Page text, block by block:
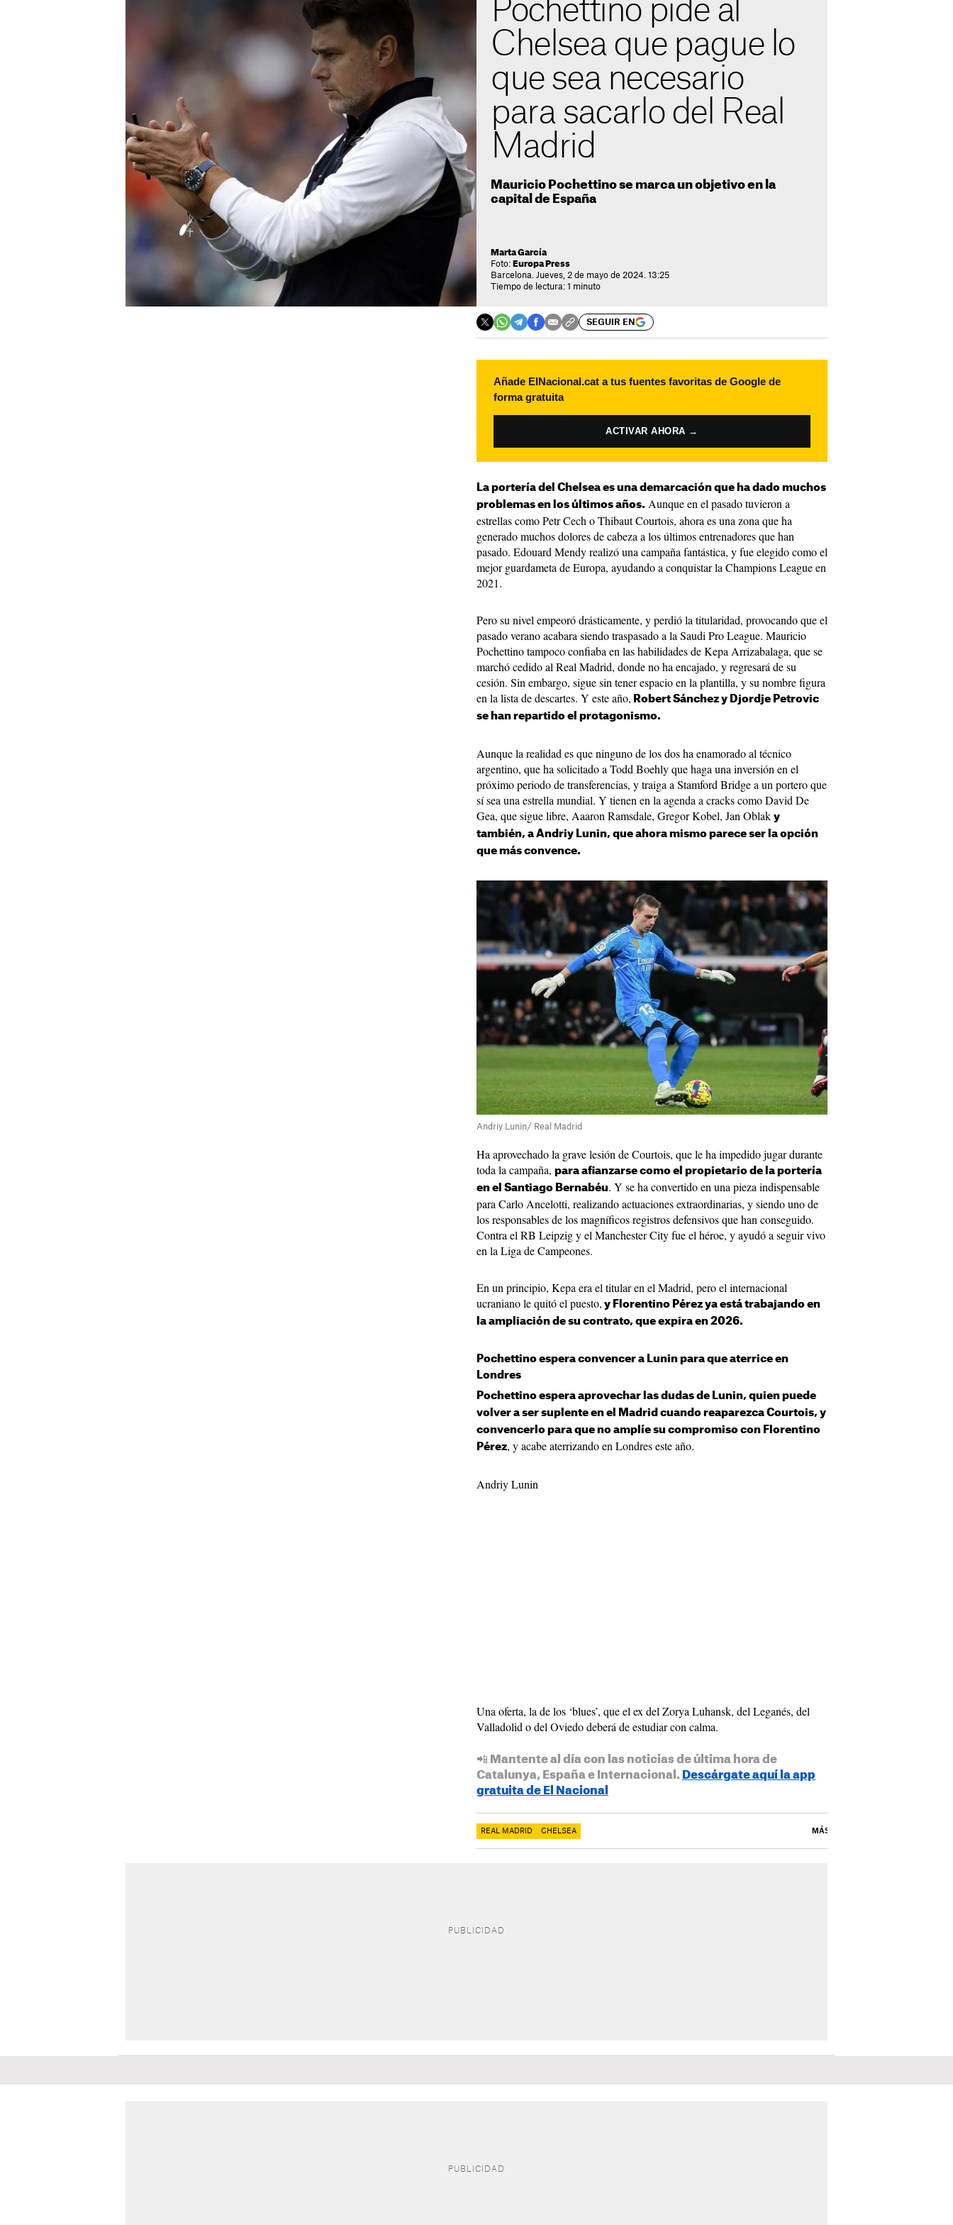
Pochettino pide al
Chelsea que pague lo
que sea necesario
para sacarlo del Real
Madrid
Mauricio Pochettino se marca un objetivo en la
capital de España
Marta García
Foto: Europa Press
Barcelona. Jueves, 2 de mayo de 2024. 13:25
Tiempo de lectura: 1 minuto
SEGUIR EN
Añade ElNacional.cat a tus fuentes favoritas de Google de
forma gratuita
ACTIVAR AHORA →
La portería del Chelsea es una demarcación que ha dado muchos
problemas en los últimos años. Aunque en el pasado tuvieron a
estrellas como Petr Cech o Thibaut Courtois, ahora es una zona que ha
generado muchos dolores de cabeza a los últimos entrenadores que han
pasado. Edouard Mendy realizó una campaña fantástica, y fue elegido como el
mejor guardameta de Europa, ayudando a conquistar la Champions League en
2021.
Pero su nivel empeoró drásticamente, y perdió la titularidad, provocando que el
pasado verano acabara siendo traspasado a la Saudi Pro League. Mauricio
Pochettino tampoco confiaba en las habilidades de Kepa Arrizabalaga, que se
marchó cedido al Real Madrid, donde no ha encajado, y regresará de su
cesión. Sin embargo, sigue sin tener espacio en la plantilla, y su nombre figura
en la lista de descartes. Y este año, Robert Sánchez y Djordje Petrovic
se han repartido el protagonismo.
Aunque la realidad es que ninguno de los dos ha enamorado al técnico
argentino, que ha solicitado a Todd Boehly que haga una inversión en el
próximo periodo de transferencias, y traiga a Stamford Bridge a un portero que
sí sea una estrella mundial. Y tienen en la agenda a cracks como David De
Gea, que sigue libre, Aaaron Ramsdale, Gregor Kobel, Jan Oblak y
también, a Andriy Lunin, que ahora mismo parece ser la opción
que más convence.
Andriy Lunin/ Real Madrid
Ha aprovechado la grave lesión de Courtois, que le ha impedido jugar durante
toda la campaña, para afianzarse como el propietario de la portería
en el Santiago Bernabéu. Y se ha convertido en una pieza indispensable
para Carlo Ancelotti, realizando actuaciones extraordinarias, y siendo uno de
los responsables de los magníficos registros defensivos que han conseguido.
Contra el RB Leipzig y el Manchester City fue el héroe, y ayudó a seguir vivo
en la Liga de Campeones.
En un principio, Kepa era el titular en el Madrid, pero el internacional
ucraniano le quitó el puesto, y Florentino Pérez ya está trabajando en
la ampliación de su contrato, que expira en 2026.
Pochettino espera convencer a Lunin para que aterrice en
Londres
Pochettino espera aprovechar las dudas de Lunin, quien puede
volver a ser suplente en el Madrid cuando reaparezca Courtois, y
convencerlo para que no amplíe su compromiso con Florentino
Pérez, y acabe aterrizando en Londres este año.
Andriy Lunin
Una oferta, la de los ‘blues’, que el ex del Zorya Luhansk, del Leganés, del
Valladolid o del Oviedo deberá de estudiar con calma.
📲 Mantente al día con las noticias de última hora de
Catalunya, España e Internacional. Descárgate aquí la app
gratuita de El Nacional
REAL MADRID CHELSEA MÁS